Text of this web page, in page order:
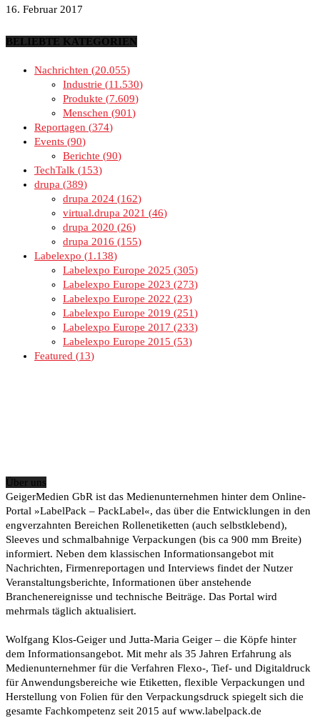
16. Februar 2017
BELIEBTE KATEGORIEN
Nachrichten
20.055
Industrie
11.530
Produkte
7.609
Menschen
901
Reportagen
374
Events 90
Berichte
90
TechTalk
153
drupa
389
drupa 2024
162
virtual.drupa 2021
46
drupa 2020
26
drupa 2016
155
Labelexpo
1.138
Labelexpo Europe 2025
305
Labelexpo Europe 2023
273
Labelexpo Europe 2022
23
Labelexpo Europe 2019
251
Labelexpo Europe 2017
233
Labelexpo Europe 2015
53
Featured
13
Über uns
GeigerMedien GbR ist das Medienunternehmen hinter dem Online-
Portal »LabelPack – PackLabel«, das über die Entwicklungen in den
engverzahnten Bereichen Rollenetiketten (auch selbstklebend),
Sleeves und schmalbahnige Verpackungen (bis ca 900 mm Breite)
informiert. Neben dem klassischen Informationsangebot mit
Nachrichten, Firmenreportagen und Interviews findet der Nutzer
Veranstaltungsberichte, Informationen über anstehende
Branchenereignisse und technische Beiträge. Das Portal wird
mehrmals täglich aktualisiert.
Wolfgang Klos-Geiger und Jutta-Maria Geiger – die Köpfe hinter
dem Informationsangebot. Mit mehr als 35 Jahren Erfahrung als
Medienunternehmer für die Verfahren Flexo-, Tief- und Digitaldruck
für Anwendungsbereiche wie Etiketten, flexible Verpackungen und
Herstellung von Folien für den Verpackungsdruck spiegelt sich die
gesamte Fachkompetenz seit 2015 auf www.labelpack.de